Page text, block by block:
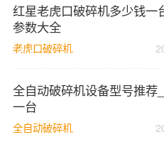
红星老虎口破碎机多少钱一
参数大全
老虎口破碎机
全自动破碎机设备型号推荐
一台
全自动破碎机